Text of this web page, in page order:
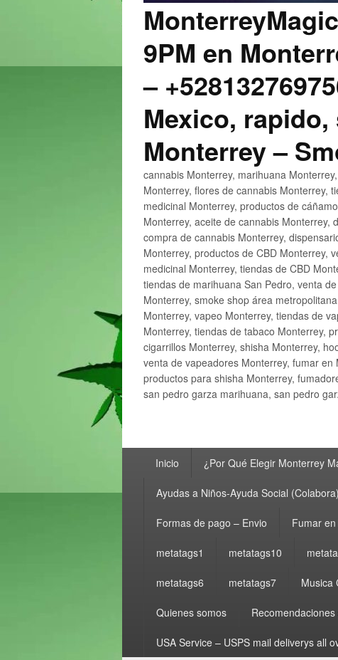
9PM en
–
Mexico,
Monterrey –
cannabis Monterrey, marihuana
Monterrey, flores de cannabis Monterrey,
medicinal Monterrey, productos de
Monterrey, aceite de cannabis Monterrey,
compra de cannabis Monterrey,
Monterrey, productos de CBD Monterrey,
medicinal Monterrey, tiendas de CBD
tiendas de marihuana San Pedro, venta
Monterrey, smoke shop área
Monterrey, vapeo Monterrey, tiendas de
Monterrey, tiendas de tabaco Monterrey,
cigarrillos Monterrey, shisha Monterrey,
venta de vapeadores Monterrey, fumar
productos para shisha Monterrey,
san pedro garza marihuana, san pedro
principalInicio ¿Por Qué Elegir Monterrey
Ayudas a Niños-Ayuda Social (Colabora)
Formas de pago – Envio Fumar
metatags1 metatags10
metatags6 metatags7 Musica
Quienes somos
USA Service – USPS mail deliverys all